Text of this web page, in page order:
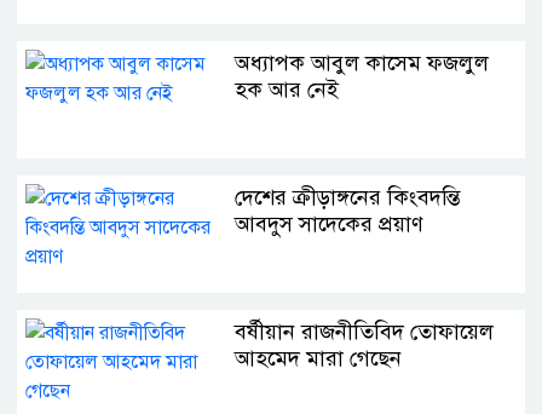
অধ্যাপক আবুল কাসেম ফজলুল
হক আর নেই
দেশের ক্রীড়াঙ্গনের কিংবদন্তি
আবদুস সাদেকের প্রয়াণ
বর্ষীয়ান রাজনীতিবিদ তোফায়েল
আহমেদ মারা গেছেন